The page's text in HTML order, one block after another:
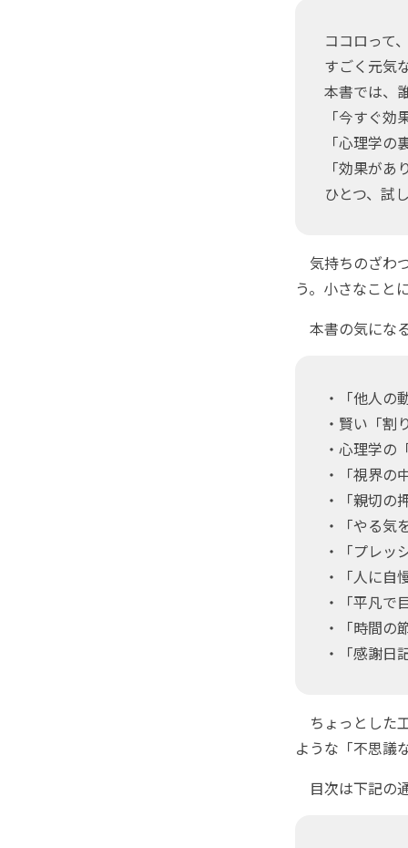
ココロって
すごく元気
本書では、
「今すぐ効
「心理学
「効果があ
ひとつ、試
気持ちのざわ
う。小さなこと
本書の気にな
・「他人の
・賢い「割
・心理学の
・「視界の
・「親切の
・「やる気
・「プレッ
・「人に自
・「平凡で
・「時間の
・「感謝日
ちょっとした
ような「不思議
目次は下記の